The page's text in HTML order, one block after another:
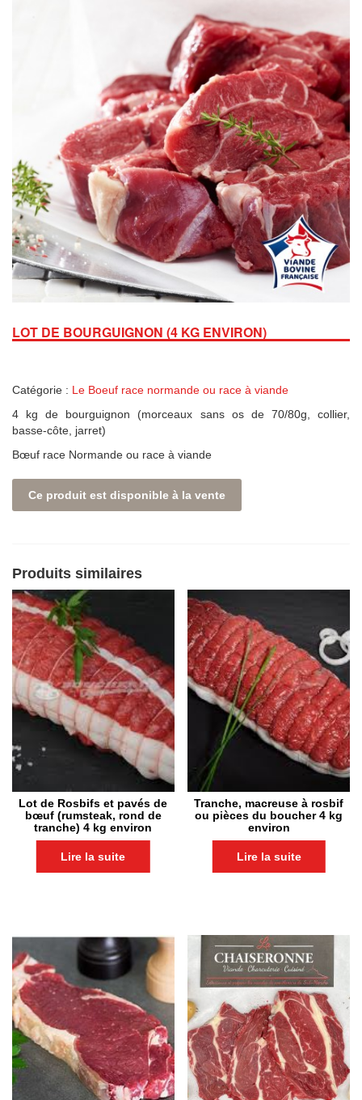
LOT DE BOURGUIGNON (4 KG ENVIRON)
Catégorie : Le Boeuf race normande ou race à viande
4 kg de bourguignon (morceaux sans os de 70/80g, collier,
basse-côte, jarret)
Bœuf race Normande ou race à viande
Ce produit est disponible à la vente
Produits similaires
Lot de Rosbifs et pavés de
bœuf (rumsteak, rond de
tranche) 4 kg environ
Lire la suite
Tranche, macreuse à rosbif
ou pièces du boucher 4 kg
environ
Lire la suite